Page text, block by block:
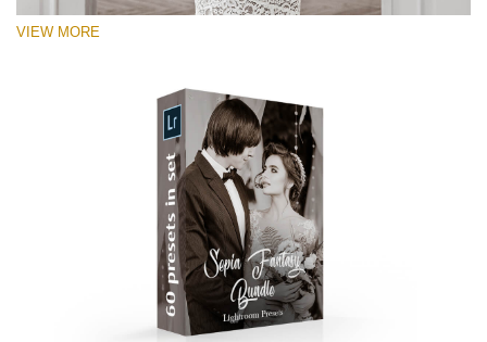
VIEW MORE